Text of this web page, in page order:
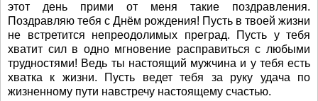
этот день прими от меня такие поздравления.
Поздравляю тебя с Днём рождения! Пусть в твоей жизни
не встретится непреодолимых преград. Пусть у тебя
хватит сил в одно мгновение расправиться с любыми
трудностями! Ведь ты настоящий мужчина и у тебя есть
хватка к жизни. Пусть ведет тебя за руку удача по
жизненному пути навстречу настоящему счастью.